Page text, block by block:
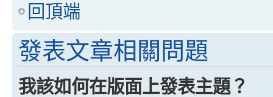
回頂端
發表文章相關問題
我該如何在版面上發表主題？